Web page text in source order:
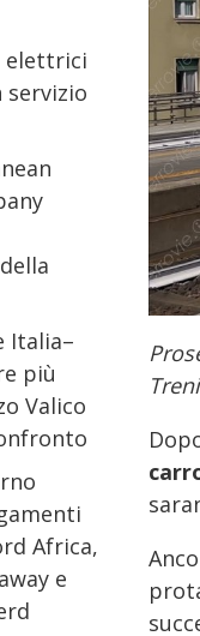
elettrici
servizio
Italia–
più
Valico
Africa,
e